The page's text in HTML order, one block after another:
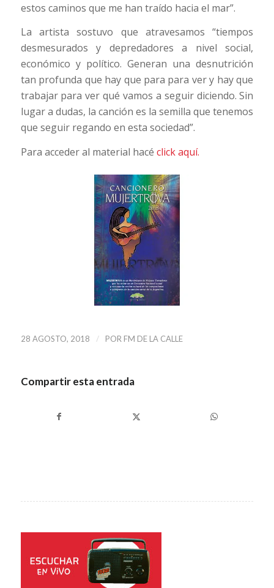
estos caminos que me han traído hacia el mar”.
La artista sostuvo que atravesamos “tiempos
desmesurados y depredadores a nivel social,
económico y político. Generan una desnutrición
tan profunda que hay que para para ver y hay que
trabajar para ver qué vamos a seguir diciendo. Sin
lugar a dudas, la canción es la semilla que tenemos
que seguir regando en esta sociedad”.
Para acceder al material hacé click aquí.
28 AGOSTO, 2018 / POR FM DE LA CALLE
Compartir esta entrada